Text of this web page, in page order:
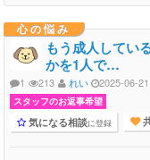
心の悩み
もう成人してい
かを1人で…
1 213 れい 2025-06-
スタッフのお返事希望
気になる相談に登録